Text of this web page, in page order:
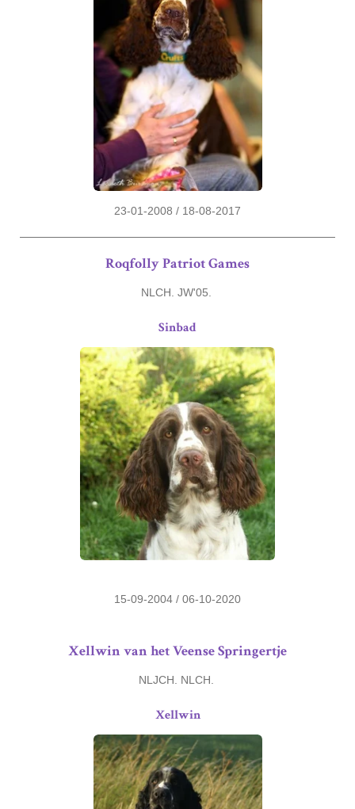
23-01-2008 / 18-08-2017
Roqfolly Patriot Games
NLCH. JW'05.
Sinbad
15-09-2004 / 06-10-2020
Xellwin van het Veense Springertje
NLJCH. NLCH.
Xellwin